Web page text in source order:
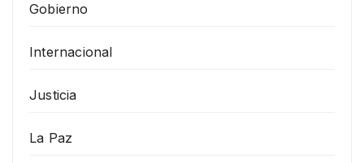
Gobierno
Internacional
Justicia
La Paz